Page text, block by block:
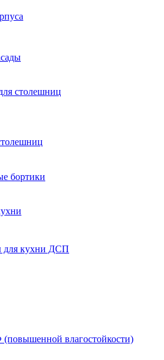
столешниц
бортики
для кухни ДСП
влагостойкости)